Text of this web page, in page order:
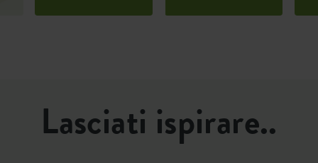
Lasciati ispirare..